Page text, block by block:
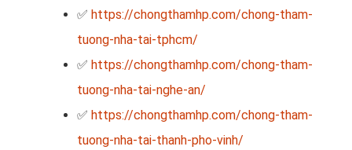
✅ https://chongthamhp.com/chong-tham-
tuong-nha-tai-tphcm/
✅ https://chongthamhp.com/chong-tham-
tuong-nha-tai-nghe-an/
✅ https://chongthamhp.com/chong-tham-
tuong-nha-tai-thanh-pho-vinh/